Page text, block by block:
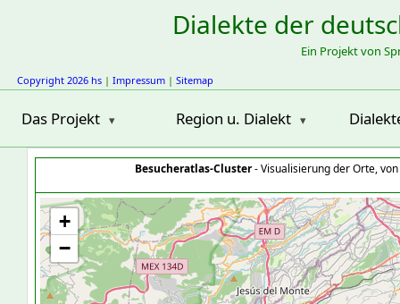
Dialekte der
Ein Projekt von
Copyright 2026 hs | Impressum | Sitemap
Das Projekt Region u. Dialekt
Besucheratlas-Cluster- Visualisierung der Orte,
+
−